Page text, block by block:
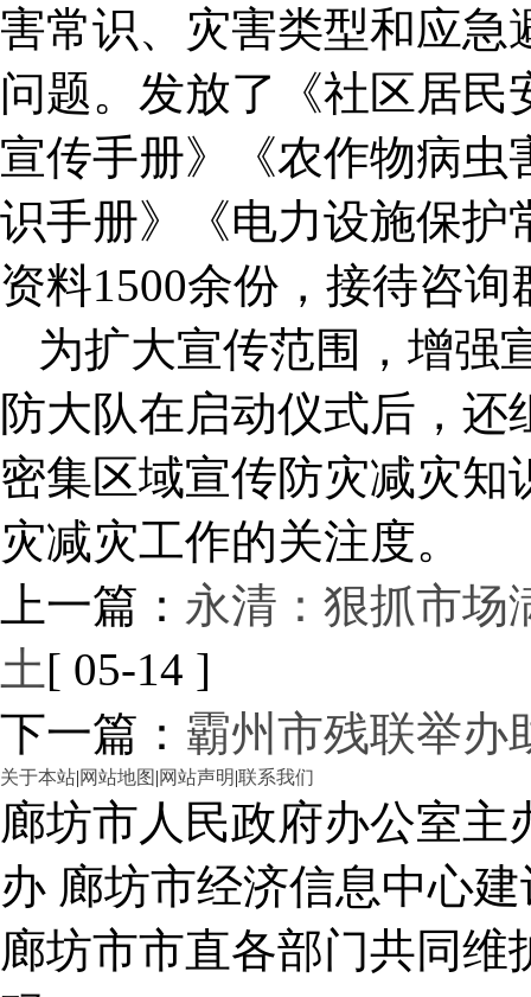
害常识、灾害类型和应急
问题。发放了《社区居
宣传手册》《农作物病虫
识手册》《电力设施保护
资料1500余份，接待咨询
为扩大宣传范围，增强
防大队在启动仪式后，
密集区域宣传防灾减灾
灾减灾工作的关注度。
上一篇： 永清：狠抓市场
土[ 05-14 ]
下一篇： 霸州市残联举办
关于本站|网站地图 |网站声明|联系我们
廊坊市人民政府办公室
办 廊坊市经济信息中心建
廊坊市市直各部门共同